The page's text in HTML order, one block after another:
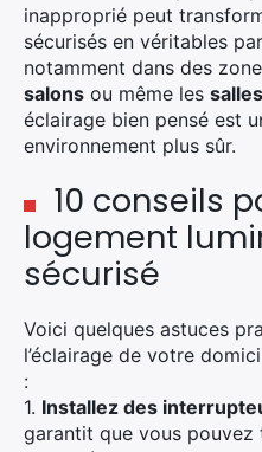
inapproprié peut
sécurisés en véritables
notamment dans des
salons ou même les
éclairage bien pensé est
environnement plus sûr.
10 conseils
logement
sécurisé
Voici quelques astuces
l’éclairage de votre
:
1. Installez des
garantit que vous